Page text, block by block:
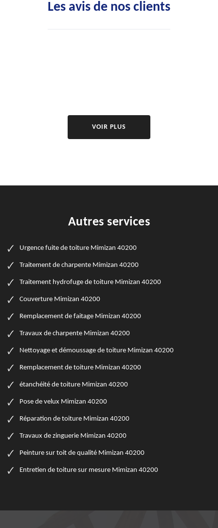
Les avis de nos clients
VOIR PLUS
Autres services
Urgence fuite de toiture Mimizan 40200
Traitement de charpente Mimizan 40200
Traitement hydrofuge de toiture Mimizan 40200
Couverture Mimizan 40200
Remplacement de faitage Mimizan 40200
Travaux de charpente Mimizan 40200
Nettoyage et démoussage de toiture Mimizan 40200
Remplacement de toiture Mimizan 40200
étanchéité de toiture Mimizan 40200
Pose de velux Mimizan 40200
Réparation de toiture Mimizan 40200
Travaux de zinguerie Mimizan 40200
Peinture sur toit de qualité Mimizan 40200
Entretien de toiture sur mesure Mimizan 40200